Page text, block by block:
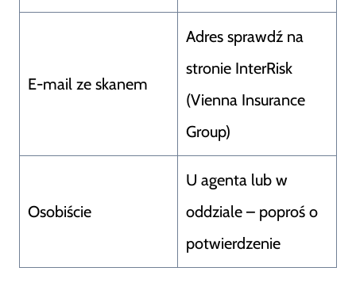
E-mail ze skanem
Adres sprawdź na
stronie InterRisk
(Vienna Insurance
Group)
Osobiście
U agenta lub w
oddziale – poproś o
potwierdzenie